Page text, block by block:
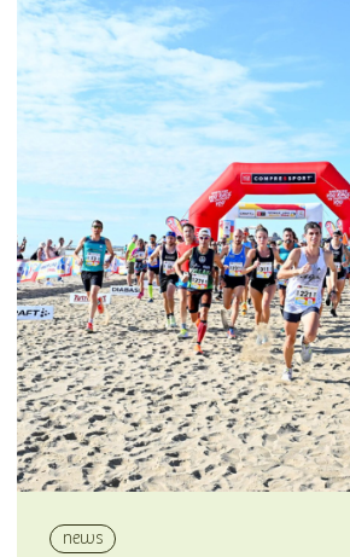
news